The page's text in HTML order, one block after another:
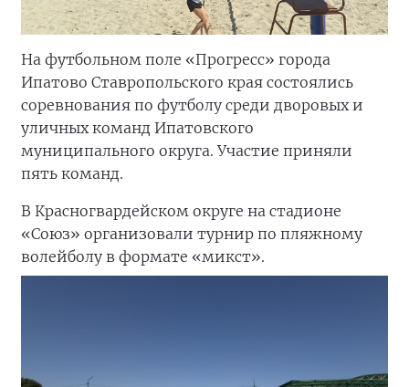
На футбольном поле «Прогресс» города
Ипатово Ставропольского края состоялись
соревнования по футболу среди дворовых и
уличных команд Ипатовского
муниципального округа. Участие приняли
пять команд.
В Красногвардейском округе на стадионе
«Союз» организовали турнир по пляжному
волейболу в формате «микст».